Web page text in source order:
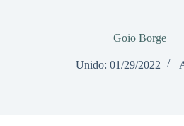
Goio Borge
Unido: 01/29/2022